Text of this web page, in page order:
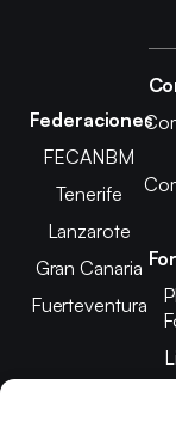
Federaciones
FECANBM
Tenerife
Lanzarote
Gran Canaria
Fuerteventura